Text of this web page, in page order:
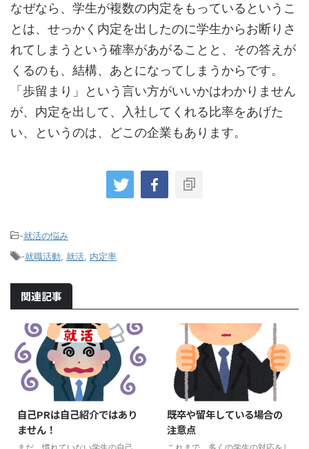
なぜなら、学生が複数の内定をもっているというこ
とは、せっかく内定を出したのに学生からお断りさ
れてしまうという確率があがることと、その答えが
くるのも、結構、あとになってしまうからです。
「歩留まり」という言い方がいいかはわかりません
が、内定を出して、入社してくれる比率をあげた
い、というのは、どこの企業もあります。
-就活の悩み
-就職活動 就活 内定率
関連記事
自己PRは自己紹介ではあり
ません！
既卒や留年している場合の
注意点